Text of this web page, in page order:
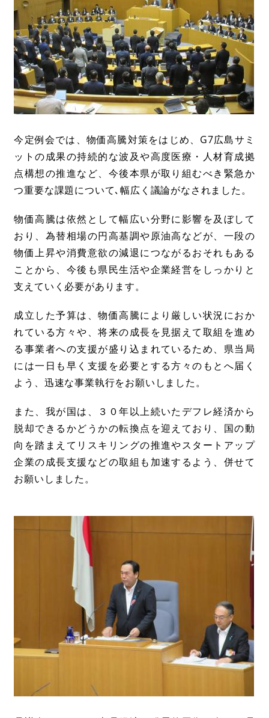
今定例会では、物価高騰対策をはじめ、G7広島サミ
ットの成果の持続的な波及や高度医療・人材育成拠
点構想の推進など、今後本県が取り組むべき緊急か
つ重要な課題について､幅広く議論がなされました。
物価高騰は依然として幅広い分野に影響を及ぼして
おり、為替相場の円高基調や原油高などが、一段の
物価上昇や消費意欲の減退につながるおそれもある
ことから、今後も県民生活や企業経営をしっかりと
支えていく必要があります。
成立した予算は、物価高騰により厳しい状況におか
れている方々や、将来の成長を見据えて取組を進め
る事業者への支援が盛り込まれているため、県当局
には一日も早く支援を必要とする方々のもとへ届く
よう、迅速な事業執行をお願いしました。
また、我が国は、３０年以上続いたデフレ経済から
脱却できるかどうかの転換点を迎えており、国の動
向を踏まえてリスキリングの推進やスタートアップ
企業の成長支援などの取組も加速するよう、併せて
お願いしました。